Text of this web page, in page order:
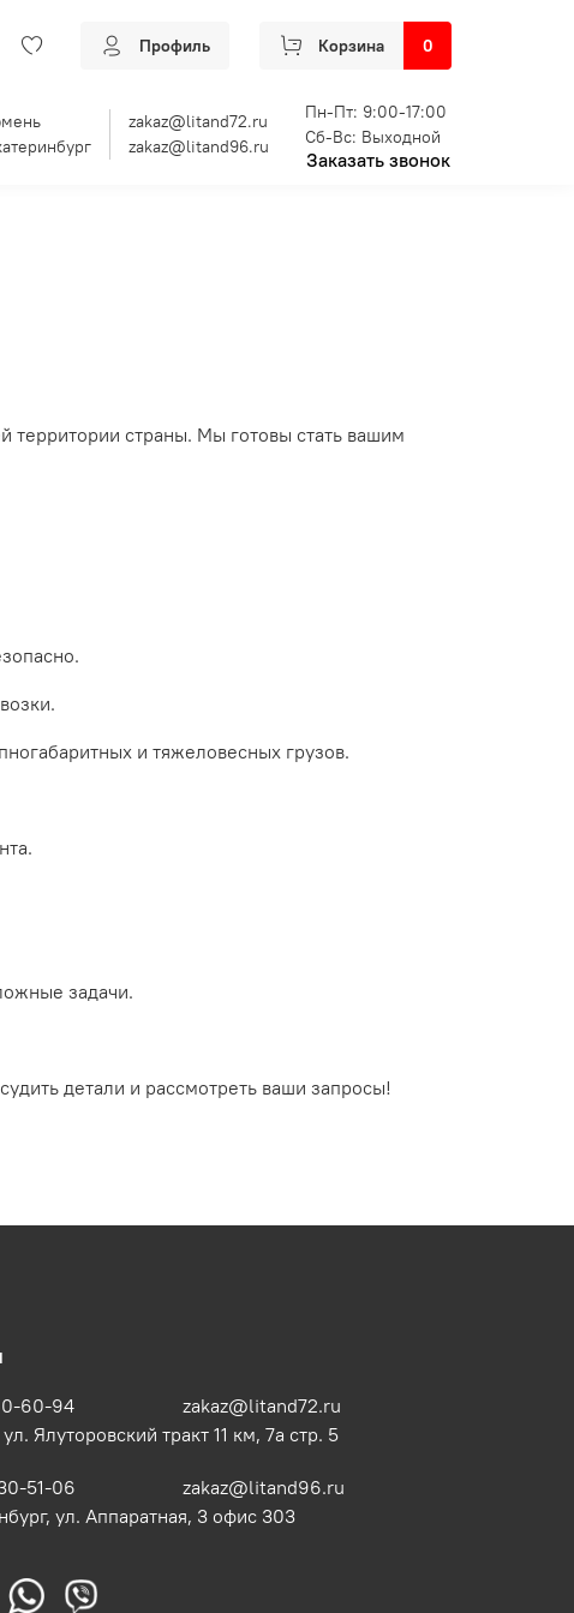
Профиль Корзина 0
zakaz@litand72.ru
zakaz@litand96.ru
Пн-Пт: 9:00-17:00
Сб-Вс: Выходной
Заказать звонок
территории страны. Мы готовы стать вашим
и тяжеловесных грузов.
задачи.
детали и рассмотреть ваши запросы!
60-94
zakaz@litand72.ru
Ялуторовский тракт 11 км, 7а стр. 5
51-06
zakaz@litand96.ru
ул. Аппаратная, 3​ офис 303